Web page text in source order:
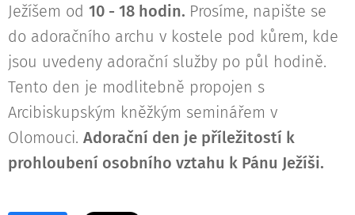
Ježíšem od 10 - 18 hodin. Prosíme, napište se
do adoračního archu v kostele pod kůrem, kde
jsou uvedeny adorační služby po půl hodině.
Tento den je modlitebně propojen s
Arcibiskupským kněžkým seminářem v
Olomouci. Adorační den je příležitostí k
prohloubení osobního vztahu k Pánu Ježíši.